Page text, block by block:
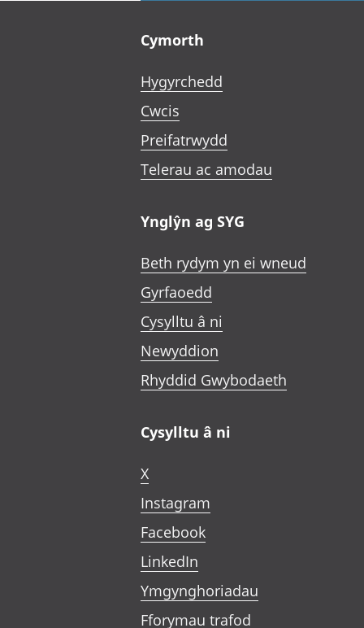
Cymorth
Hygyrchedd
Cwcis
Preifatrwydd
Telerau ac amodau
Ynglŷn ag SYG
Beth rydym yn ei wneud
Gyrfaoedd
Cysylltu â ni
Newyddion
Rhyddid Gwybodaeth
Cysylltu â ni
X
Instagram
Facebook
LinkedIn
Ymgynghoriadau
Fforymau trafod